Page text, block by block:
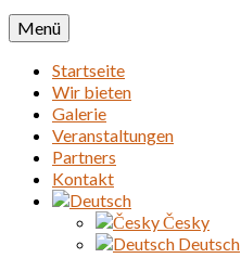
Menü
Startseite
Wir bieten
Galerie
Veranstaltungen
Partners
Kontakt
Česky
Deutsch